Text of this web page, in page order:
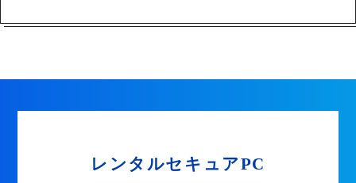
レンタルセキュアPC